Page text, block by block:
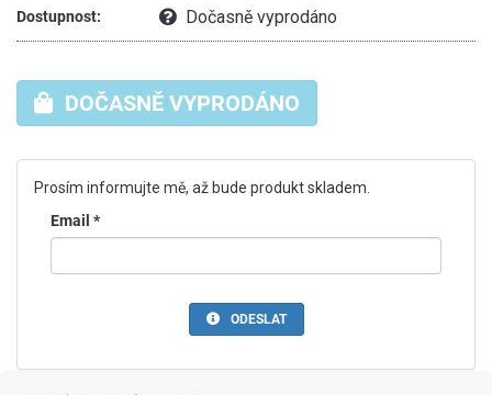
Dostupnost: Dočasně vyprodáno
DOČASNĚ VYPRODÁNO
Prosím informujte mě, až bude produkt skladem.
Email *
ODESLAT